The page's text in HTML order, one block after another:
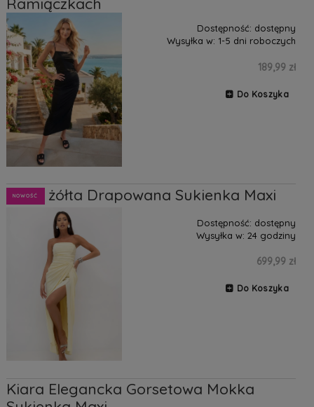
Dostępność: dostępny
Wysyłka w: 1-5 dni roboczych
189,99 zł
Do Koszyka
Baby żółta Drapowana Sukienka Maxi
Dostępność: dostępny
Wysyłka w: 24 godziny
699,99 zł
Do Koszyka
NOWOŚĆ
Kiara Elegancka Gorsetowa Mokka